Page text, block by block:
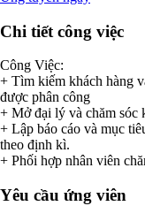
Chi tiết công việc
Công Việc:
+ Tìm kiếm khách hàng
được phân công
+ Mở đại lý và chăm sóc
+ Lập báo cáo và mục
theo định kì.
+ Phối hợp nhân viên
Yêu cầu ứng viên